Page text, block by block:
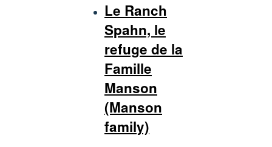
Le Ranch
Spahn, le
refuge de la
Famille
Manson
(Manson
family)